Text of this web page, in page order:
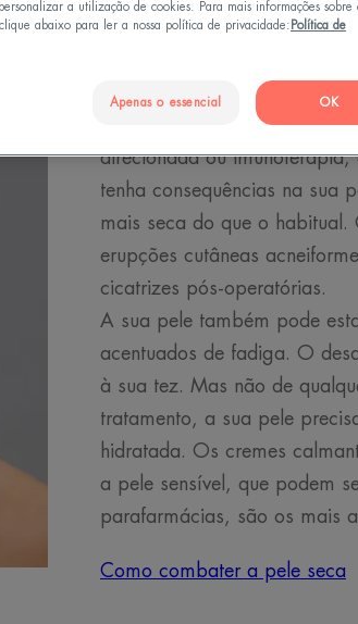
Pele
tratamentos:
Quer esteja a fazer
direcionada ou
tenha consequências na sua
mais seca do que o
erupções cutâneas
cicatrizes pós-operatórias.
A sua pele também pode
acentuados de fadiga. O
à sua tez. Mas não de
tratamento, a sua pele
hidratada. Os cremes
a pele sensível, que podem
parafarmácias, são os mais
Como combater a pele seca
a utilização de cookies. Para mais informações sobre
abaixo para ler a nossa política de privacidade: Política de
Apenas o essencial OK